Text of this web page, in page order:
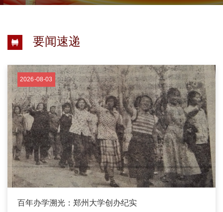
要闻速递
2026-08-03
百年办学溯光：郑州大学创办纪实